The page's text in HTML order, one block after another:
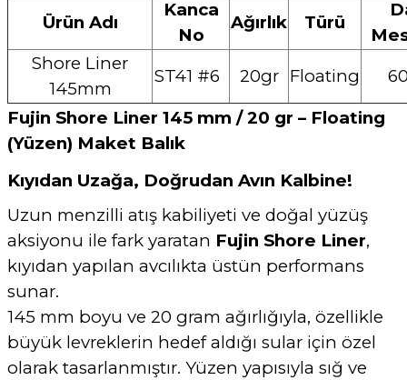
Ürün Adı
Kanca
No
Ağırlık Türü
Shore Liner
145mm
ST41 #6 20gr Floating
Fujin Shore Liner 145 mm / 20 gr – Floating
(Yüzen) Maket Balık
Kıyıdan Uzağa, Doğrudan Avın Kalbine!
Uzun menzilli atış kabiliyeti ve doğal yüzüş
aksiyonu ile fark yaratan Fujin Shore Liner,
kıyıdan yapılan avcılıkta üstün performans
sunar.
145 mm boyu ve 20 gram ağırlığıyla, özellikle
büyük levreklerin hedef aldığı sular için özel
olarak tasarlanmıştır. Yüzen yapısıyla sığ ve